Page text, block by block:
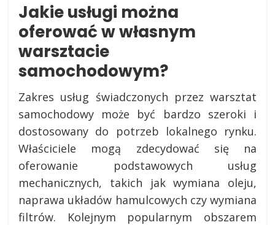
Jakie usługi można
oferować w własnym
warsztacie
samochodowym?
Zakres usług świadczonych przez warsztat
samochodowy może być bardzo szeroki i
dostosowany do potrzeb lokalnego rynku.
Właściciele mogą zdecydować się na
oferowanie podstawowych usług
mechanicznych, takich jak wymiana oleju,
naprawa układów hamulcowych czy wymiana
filtrów. Kolejnym popularnym obszarem